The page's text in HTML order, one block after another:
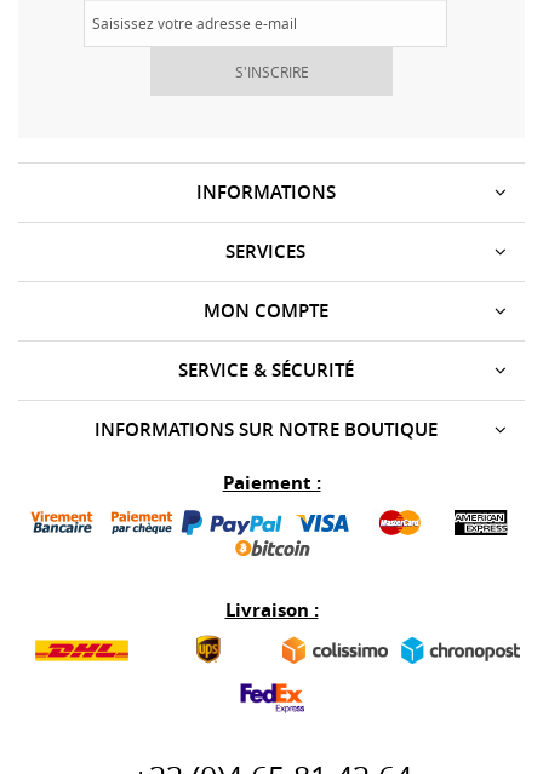
S'INSCRIRE
INFORMATIONS
SERVICES
SERVICE & SÉCURITÉ
MON COMPTE
INFORMATIONS SUR NOTRE BOUTIQUE
Paiement :
Livraison :